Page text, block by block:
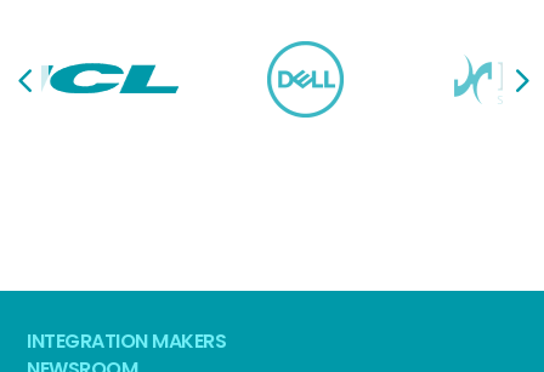
INTEGRATION MAKERS